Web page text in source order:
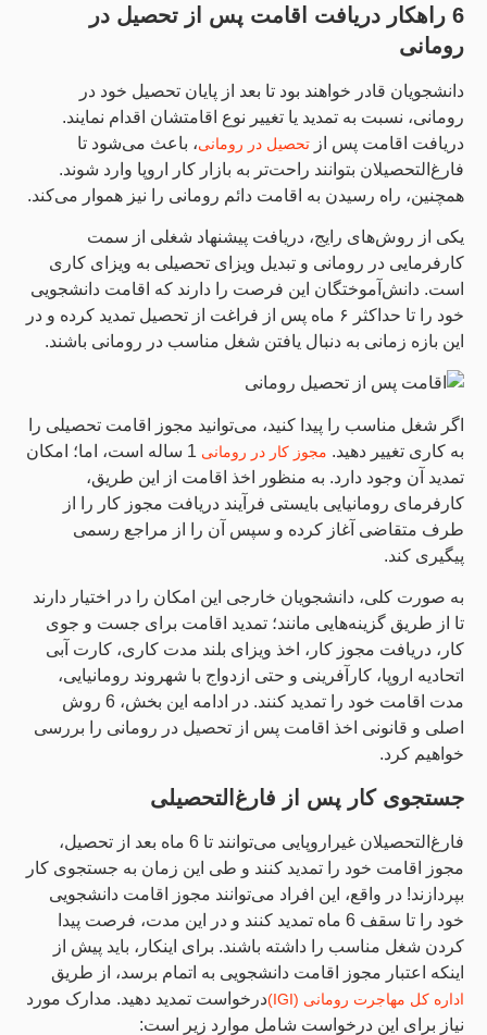
6 راهکار دریافت اقامت پس از تحصیل در
رومانی
دانشجویان قادر خواهند بود تا بعد از پایان تحصیل خود در
رومانی، نسبت به تمدید یا تغییر نوع اقامتشان اقدام نمایند.
دریافت اقامت پس از تحصیل در رومانی، باعث می‌شود تا
فارغ‌التحصیلان بتوانند راحت‌تر به بازار کار اروپا وارد شوند.
همچنین، راه رسیدن به اقامت دائم رومانی را نیز هموار می‌کند.
یکی از روش‌های رایج، دریافت پیشنهاد شغلی از سمت
کارفرمایی در رومانی و تبدیل ویزای تحصیلی به ویزای کاری
است. دانش‌آموختگان این فرصت را دارند که اقامت دانشجویی
خود را تا حداکثر ۶ ماه پس از فراغت از تحصیل تمدید کرده و در
این بازه زمانی به دنبال یافتن شغل مناسب در رومانی باشند.
اگر شغل مناسب را پیدا کنید، می‌توانید مجوز اقامت تحصیلی را
به کاری تغییر دهید. مجوز کار در رومانی
1 ساله است، اما؛ امکان
تمدید آن وجود دارد. به منظور اخذ اقامت از این طریق،
کارفرمای رومانیایی بایستی فرآیند دریافت مجوز کار را از
طرف متقاضی آغاز کرده و سپس آن را از مراجع رسمی
پیگیری کند.
به صورت کلی، دانشجویان خارجی این امکان را در اختیار دارند
تا از طریق گزینه‌هایی مانند؛ تمدید اقامت برای جست و جوی
کار، دریافت مجوز کار، اخذ ویزای بلند مدت کاری، کارت آبی
اتحادیه اروپا، کارآفرینی و حتی ازدواج با شهروند رومانیایی،
مدت اقامت خود را تمدید کنند. در ادامه این بخش، 6 روش
اصلی و قانونی اخذ اقامت پس از تحصیل در رومانی را بررسی
خواهیم کرد.
جستجوی کار پس از فارغ‌التحصیلی
فارغ‌التحصیلان غیراروپایی می‌توانند تا 6 ماه بعد از تحصیل،
مجوز اقامت خود را تمدید کنند و طی این زمان به جستجوی کار
بپردازند! در واقع، این افراد می‌توانند مجوز اقامت دانشجویی
خود را تا سقف 6 ماه تمدید کنند و در این مدت، فرصت پیدا
کردن شغل مناسب را داشته باشند. برای اینکار، باید پیش از
اینکه اعتبار مجوز اقامت دانشجویی به اتمام برسد، از طریق
اداره کل مهاجرت رومانی (IGI)
درخواست تمدید دهید. مدارک مورد
نیاز برای این درخواست شامل موارد زیر است: